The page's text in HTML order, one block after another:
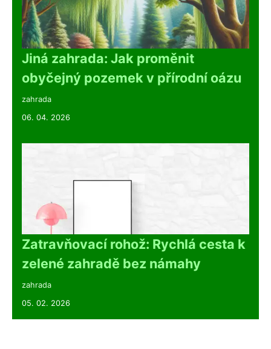
Jiná zahrada: Jak proměnit
obyčejný pozemek v přírodní oázu
zahrada
06. 04. 2026
Zatravňovací rohož: Rychlá cesta k
zelené zahradě bez námahy
zahrada
05. 02. 2026